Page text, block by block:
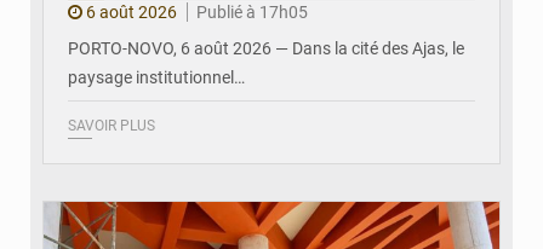
6 août 2026
Publié à 17h05
PORTO-NOVO, 6 août 2026 — Dans la cité des Ajas, le
paysage institutionnel…
SAVOIR PLUS